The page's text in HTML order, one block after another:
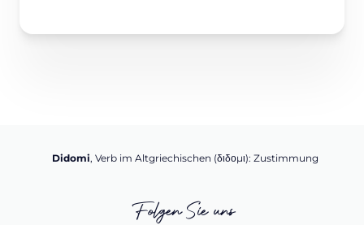
Didomi, Verb im Altgriechischen (διδομι): Zustimmung
Folgen Sie uns